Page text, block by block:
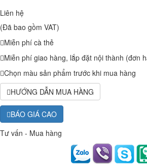
Liên hệ
(Đã bao gồm VAT)
Miễn phí cà thẻ
Miễn phí giao hàng, lắp đặt nội thành (đơn
Chọn màu sản phẩm trước khi mua hàng
HƯỚNG DẪN MUA HÀNG
BÁO GIÁ CAO
Tư vấn - Mua hàng